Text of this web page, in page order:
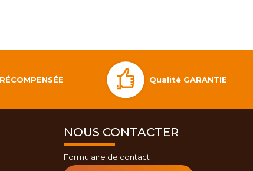
Qualité GARANTIE
NOUS CONTACTER
Formulaire de contact